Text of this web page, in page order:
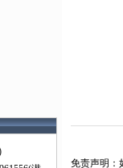
免责声明：